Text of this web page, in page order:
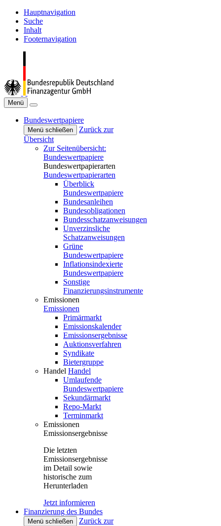
Hauptnavigation
Suche
Inhalt
Footernavigation
Menü
Bundeswertpapiere
Menü schließen
Zurück zur
Übersicht
Zur Seitenübersicht:
Bundeswertpapiere
Bundeswertpapierarten
Bundeswertpapierarten
Überblick
Bundeswertpapiere
Bundesanleihen
Bundesobligationen
Bundesschatzanweisungen
Unverzinsliche
Schatzanweisungen
Grüne
Bundeswertpapiere
Inflationsindexierte
Bundeswertpapiere
Sonstige
Finanzierungsinstrumente
Emissionen
Emissionen
Primärmarkt
Emissionskalender
Emissionsergebnisse
Auktionsverfahren
Syndikate
Bietergruppe
Handel Handel
Umlaufende
Bundeswertpapiere
Sekundärmarkt
Repo-Markt
Terminmarkt
Emissionen
Emissionsergebnisse
Die letzten
Emissionsergebnisse
im Detail sowie
historische zum
Herunterladen
Jetzt informieren
Finanzierung des Bundes
Menü schließen
Zurück zur